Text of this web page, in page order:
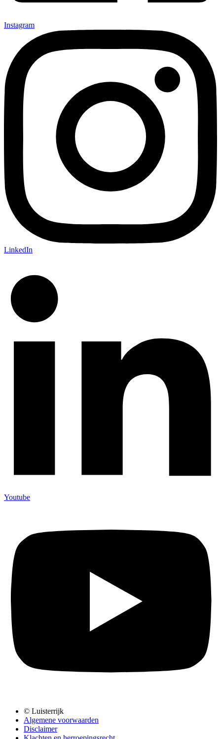
Instagram
LinkedIn
Youtube
© Luisterrijk
Algemene voorwaarden
Disclaimer